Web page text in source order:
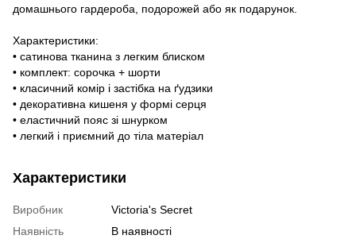
домашнього гардероба, подорожей або як подарунок.
Характеристики:
• сатинова тканина з легким блиском
• комплект: сорочка + шорти
• класичний комір і застібка на ґудзики
• декоративна кишеня у формі серця
• еластичний пояс зі шнурком
• легкий і приємний до тіла матеріал
Характеристики
Виробник
Victoria's Secret
Наявність
В наявності